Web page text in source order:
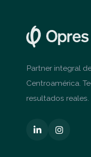
Partner integral
Centroamérica.
resultados reales.